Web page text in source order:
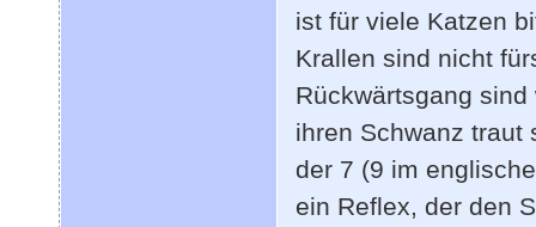
ist für viele Katzen
Krallen sind nicht
Rückwärtsgang
ihren Schwanz traut
der 7 (9 im
ein Reflex, der den